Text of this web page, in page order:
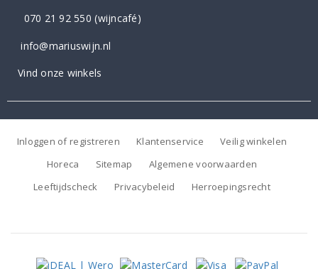
070 21 92 550 (wijncafé)
info@mariuswijn.nl
Vind onze winkels
Inloggen of registreren Klantenservice
Veilig winkelen
Horeca
Sitemap
Algemene voorwaarden
Leeftijdscheck
Privacybeleid Herroepingsrecht